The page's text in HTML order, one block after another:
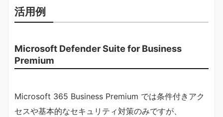
活用例
Microsoft Defender Suite for Business
Premium
Microsoft 365 Business Premium では条件付きアク
セスや基本的なセキュリティ対策のみですが、